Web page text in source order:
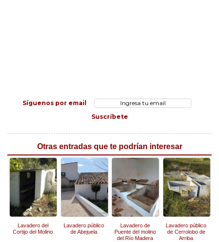
Síguenos por email
Suscríbete
Otras entradas que te podrían interesar
Lavadero del
Cortijo del Molino
Lavadero público
de Abejuela
Lavadero de
Puente del molino
del Río Madera
Lavadero público
de Cerrolobo de
Arriba